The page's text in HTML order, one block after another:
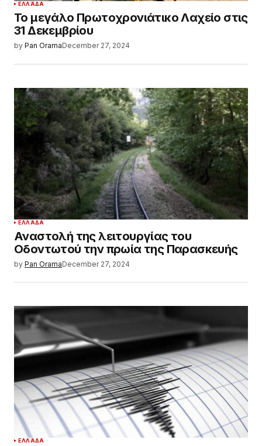
ΕΛΛΆΔΑ
Το μεγάλο Πρωτοχρονιάτικο Λαχείο στις
31 Δεκεμβρίου
by Pan OramaDecember 27, 2024
ΕΛΛΆΔΑ
Αναστολή της λειτουργίας του
Οδοντωτού την πρωία της Παρασκευής
by Pan OramaDecember 27, 2024
ΕΛΛΆΔΑ